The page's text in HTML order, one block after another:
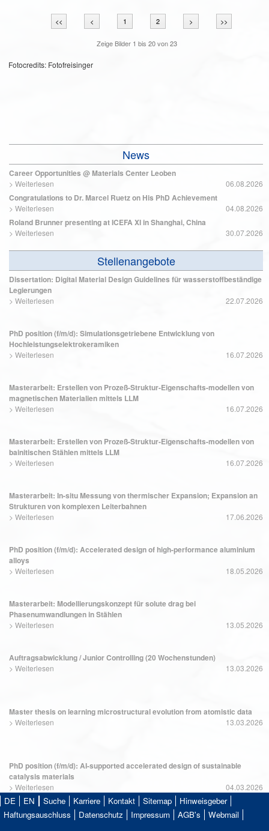
<< < 1 2 > >>
Zeige Bilder 1 bis20von23
Fotocredits: Fotofreisinger
News
Career Opportunities @ Materials Center Leoben
> Weiterlesen 06.08.2026
Congratulations to Dr. Marcel Ruetz on His PhD Achievement
> Weiterlesen 04.08.2026
Roland Brunner presenting at ICEFA XI in Shanghai, China
> Weiterlesen 30.07.2026
Stellenangebote
Dissertation: Digital Material Design Guidelines für wasserstoffbeständige
Legierungen
> Weiterlesen 22.07.2026
PhD position (f/m/d): Simulationsgetriebene Entwicklung von
Hochleistungselektrokeramiken
> Weiterlesen 16.07.2026
Masterarbeit: Erstellen von Prozeß-Struktur-Eigenschafts-modellen von
magnetischen Materialien mittels LLM
> Weiterlesen 16.07.2026
Masterarbeit: Erstellen von Prozeß-Struktur-Eigenschafts-modellen von
bainitischen Stählen mittels LLM
> Weiterlesen 16.07.2026
Masterarbeit: In-situ Messung von thermischer Expansion; Expansion an
Strukturen von komplexen Leiterbahnen
> Weiterlesen 17.06.2026
PhD position (f/m/d): Accelerated design of high-performance aluminium
alloys
> Weiterlesen 18.05.2026
Masterarbeit: Modellierungskonzept für solute drag bei
Phasenumwandlungen in Stählen
> Weiterlesen 13.05.2026
Auftragsabwicklung / Junior Controlling (20 Wochenstunden)
> Weiterlesen 13.03.2026
Master thesis on learning microstructural evolution from atomistic data
> Weiterlesen 13.03.2026
PhD position (f/m/d): AI-supported accelerated design of sustainable
catalysis materials
> Weiterlesen 04.03.2026
DE EN Suche Karriere Kontakt Sitemap
Hinweisgeber
Haftungsauschluss
Datenschutz Impressum AGB's Webmail